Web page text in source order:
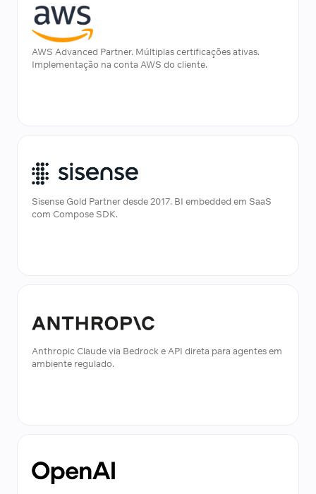
AWS Advanced Partner. Múltiplas certificações ativas.
Implementação na conta AWS do cliente.
Sisense Gold Partner desde 2017. BI embedded em SaaS
com Compose SDK.
Anthropic Claude via Bedrock e API direta para agentes em
ambiente regulado.